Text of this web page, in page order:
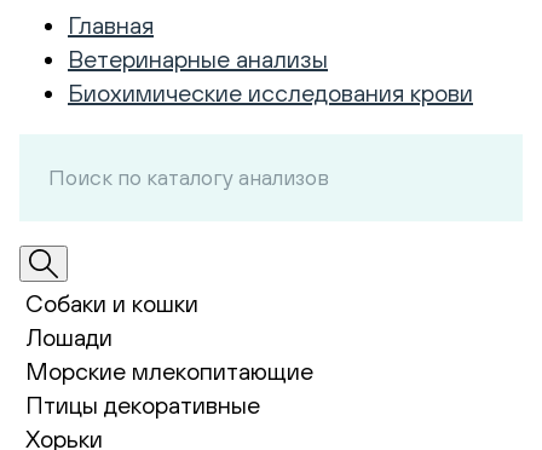
Главная
Ветеринарные анализы
Биохимические исследования крови
Собаки и кошки
Лошади
Морские млекопитающие
Птицы декоративные
Хорьки